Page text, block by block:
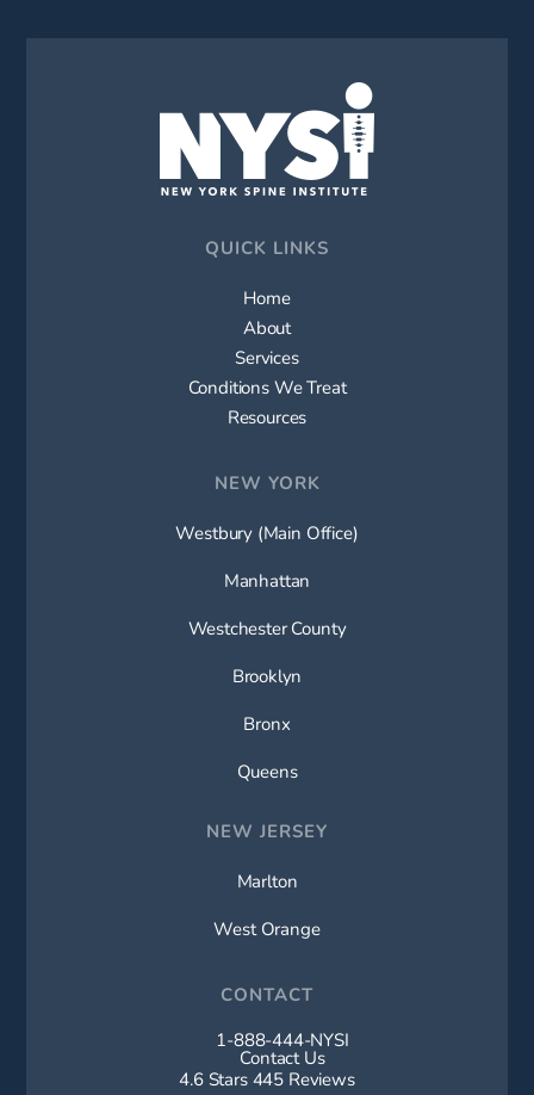
QUICK LINKS
Home
About
Services
Conditions We Treat
Resources
NEW YORK
Westbury (Main Office)
Manhattan
Westchester County
Brooklyn
Bronx
Queens
NEW JERSEY
Marlton
West Orange
CONTACT
Call New York Spine Institute on
1-888-444-NYSI
Contact Us
New York Spine Institute reviews:
4.6 Stars 445 Reviews